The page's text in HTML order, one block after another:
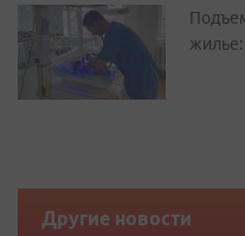
жилье:
Другие новости